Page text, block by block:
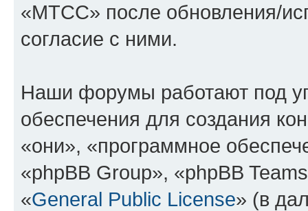
«МТСС» после обновления/
согласие с ними.
Наши форумы работают под
обеспечения для создания
«они», «программное
«phpBB Group», «phpBB
«General Public License» (в